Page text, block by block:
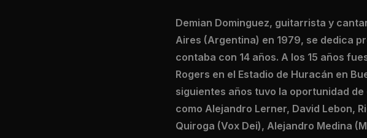
Demian Dominguez, guitarrista y
Aires (Argentina) en 1979, se dedica
contaba con 14 años. A los 15 años
Rogers en el Estadio de Huracán en
siguientes años tuvo la oportunidad
como Alejandro Lerner, David Lebon,
Quiroga (Vox Dei), Alejandro Medina